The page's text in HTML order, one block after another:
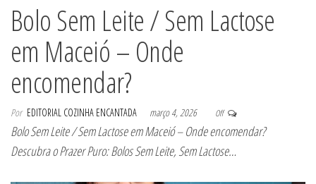
Bolo Sem Leite / Sem Lactose
em Maceió – Onde
encomendar?
Por EDITORIAL COZINHA ENCANTADA março 4, 2026 Off
Bolo Sem Leite / Sem Lactose em Maceió – Onde encomendar?
Descubra o Prazer Puro: Bolos Sem Leite, Sem Lactose…